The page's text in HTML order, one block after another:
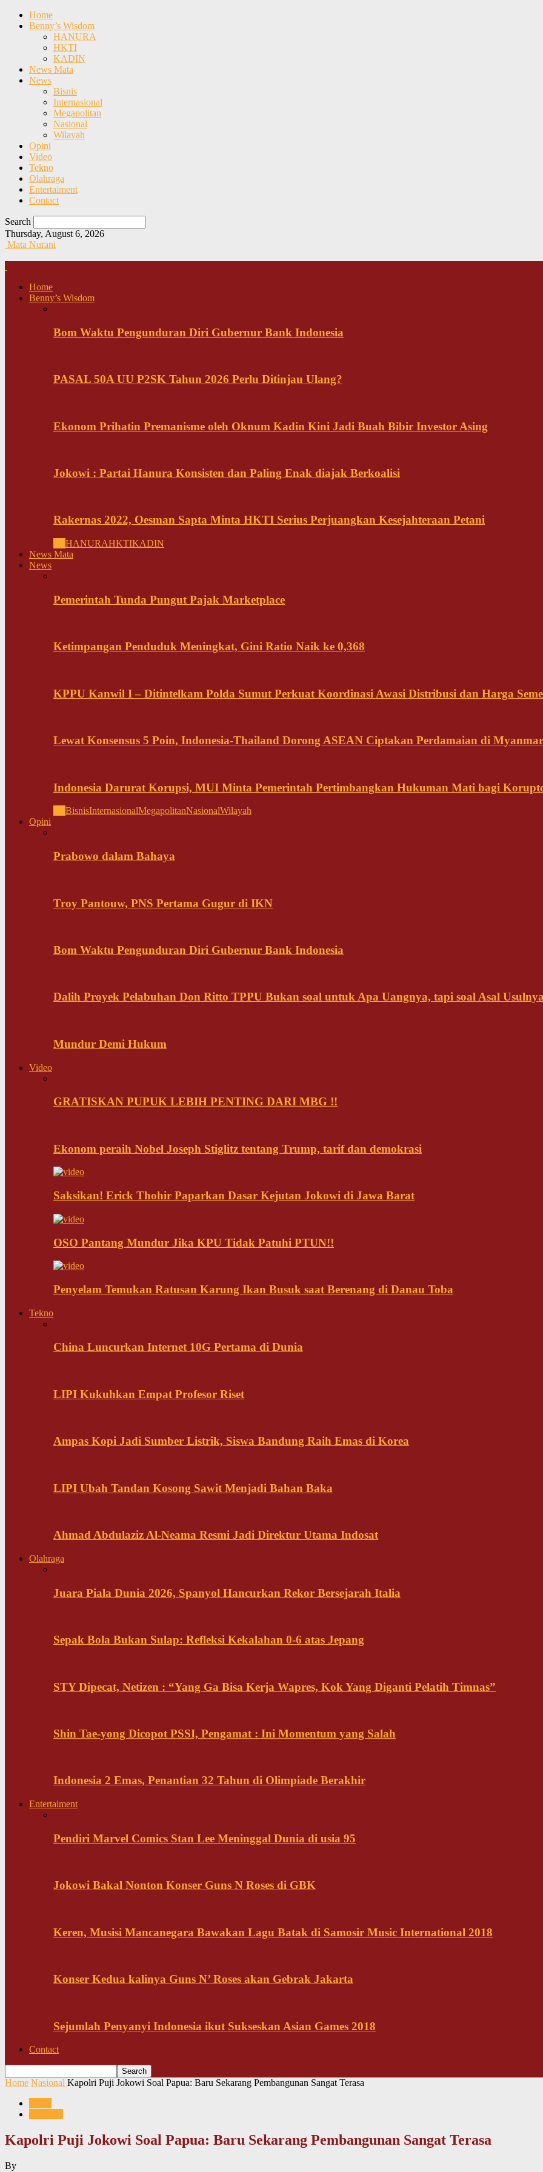
Home
Benny’s Wisdom
HANURA
HKTI
KADIN
News Mata
News
Bisnis
Internasional
Megapolitan
Nasional
Wilayah
Opini
Video
Tekno
Olahraga
Entertaiment
Contact
Search
Thursday, August 6, 2026
Mata Nurani
Home
Benny’s Wisdom
Bom Waktu Pengunduran Diri Gubernur Bank Indonesia
PASAL 50A UU P2SK Tahun 2026 Perlu Ditinjau Ulang?
Ekonom Prihatin Premanisme oleh Oknum Kadin Kini Jadi Buah Bibir Investor Asing
Jokowi : Partai Hanura Konsisten dan Paling Enak diajak Berkoalisi
Rakernas 2022, Oesman Sapta Minta HKTI Serius Perjuangkan Kesejahteraan Petani
HANURAHKTIKADIN
News Mata
News
Pemerintah Tunda Pungut Pajak Marketplace
Ketimpangan Penduduk Meningkat, Gini Ratio Naik ke 0,368
KPPU Kanwil I – Ditintelkam Polda Sumut Perkuat Koordinasi Awasi Distribusi dan Harga
Lewat Konsensus 5 Poin, Indonesia-Thailand Dorong ASEAN Ciptakan Perdamaian di Myanmar
Indonesia Darurat Korupsi, MUI Minta Pemerintah Pertimbangkan Hukuman Mati bagi
BisnisInternasionalMegapolitanNasionalWilayah
Opini
Prabowo dalam Bahaya
Troy Pantouw, PNS Pertama Gugur di IKN
Bom Waktu Pengunduran Diri Gubernur Bank Indonesia
Dalih Proyek Pelabuhan Don Ritto TPPU Bukan soal untuk Apa Uangnya, tapi soal Asal
Mundur Demi Hukum
Video
GRATISKAN PUPUK LEBIH PENTING DARI MBG !!
Ekonom peraih Nobel Joseph Stiglitz tentang Trump, tarif dan demokrasi
Saksikan! Erick Thohir Paparkan Dasar Kejutan Jokowi di Jawa Barat
OSO Pantang Mundur Jika KPU Tidak Patuhi PTUN!!
Penyelam Temukan Ratusan Karung Ikan Busuk saat Berenang di Danau Toba
Tekno
China Luncurkan Internet 10G Pertama di Dunia
LIPI Kukuhkan Empat Profesor Riset
Ampas Kopi Jadi Sumber Listrik, Siswa Bandung Raih Emas di Korea
LIPI Ubah Tandan Kosong Sawit Menjadi Bahan Baka
Ahmad Abdulaziz Al-Neama Resmi Jadi Direktur Utama Indosat
Olahraga
Juara Piala Dunia 2026, Spanyol Hancurkan Rekor Bersejarah Italia
Sepak Bola Bukan Sulap: Refleksi Kekalahan 0-6 atas Jepang
STY Dipecat, Netizen : “Yang Ga Bisa Kerja Wapres, Kok Yang Diganti Pelatih Timnas”
Shin Tae-yong Dicopot PSSI, Pengamat : Ini Momentum yang Salah
Indonesia 2 Emas, Penantian 32 Tahun di Olimpiade Berakhir
Entertaiment
Pendiri Marvel Comics Stan Lee Meninggal Dunia di usia 95
Jokowi Bakal Nonton Konser Guns N Roses di GBK
Keren, Musisi Mancanegara Bawakan Lagu Batak di Samosir Music International 2018
Konser Kedua kalinya Guns N’ Roses akan Gebrak Jakarta
Sejumlah Penyanyi Indonesia ikut Sukseskan Asian Games 2018
Contact
Home Nasional Kapolri Puji Jokowi Soal Papua: Baru Sekarang Pembangunan Sangat Terasa
Kapolri Puji Jokowi Soal Papua: Baru Sekarang Pembangunan Sangat Terasa
By